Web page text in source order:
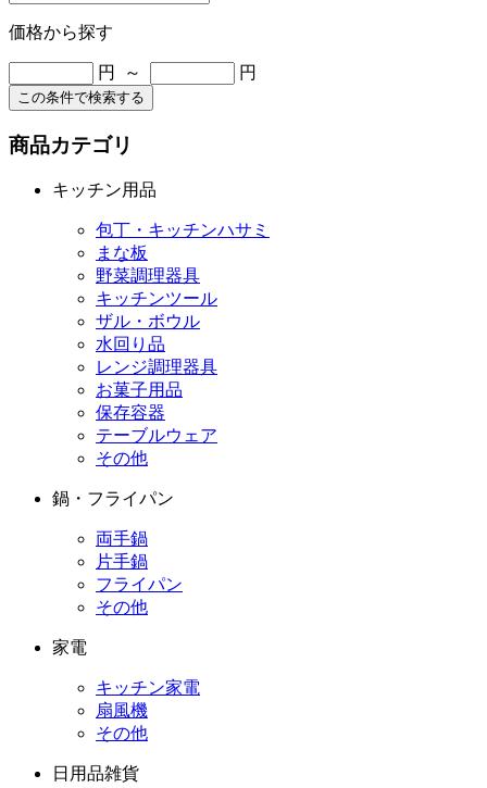
価格から探す
円 ～ 円
この条件で検索する
商品カテゴリ
キッチン用品
包丁・キッチンハサミ
まな板
野菜調理器具
キッチンツール
ザル・ボウル
水回り品
レンジ調理器具
お菓子用品
保存容器
テーブルウェア
その他
鍋・フライパン
両手鍋
片手鍋
フライパン
その他
家電
キッチン家電
扇風機
その他
日用品雑貨